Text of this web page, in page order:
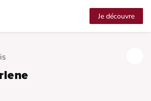
Je découvre